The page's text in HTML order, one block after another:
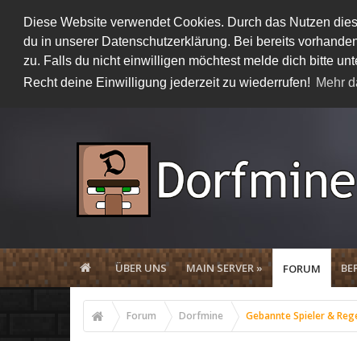
Diese Website verwendet Cookies. Durch das Nutzen
du in unserer Datenschutzerklärung. Bei bereits
zu. Falls du nicht einwilligen möchtest melde dich bitte
Recht deine Einwilligung jederzeit zu wiederrufen! Mehr
ÜBER UNS MAIN SERVER » FORUM
Forum Dorfmine Gebannte Spieler &